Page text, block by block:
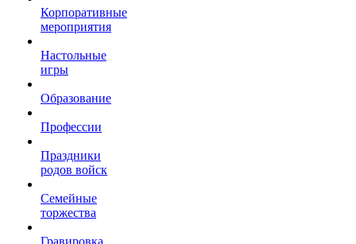
Корпоративные
мероприятия
Настольные
игры
Образование
Профессии
Праздники
родов войск
Семейные
торжества
Гравировка